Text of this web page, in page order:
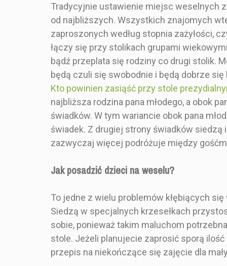
Tradycyjnie ustawienie miejsc weselnych
od najbliższych. Wszystkich znajomych
zaproszonych według stopnia zażyłości,
łączy się przy stolikach grupami
bądź przeplata się rodziny co drugi stolik.
będą czuli się swobodnie i będą dobrze
Kto powinien zasiąść przy stole
najbliższa rodzina pana młodego, a obok
świadków. W tym wariancie obok pana
świadek. Z drugiej strony świadków siedzą
zazwyczaj więcej podróżuje między
Jak posadzić dzieci na weselu?
To jedne z wielu problemów kłębiących
Siedzą w specjalnych krzesełkach
sobie, ponieważ takim maluchom
stole. Jeżeli planujecie zaprosić sporą
przepis na niekończące się zajęcie dla
polecamy
mniejsze
danego
do
kupna
STYL
KOLOR